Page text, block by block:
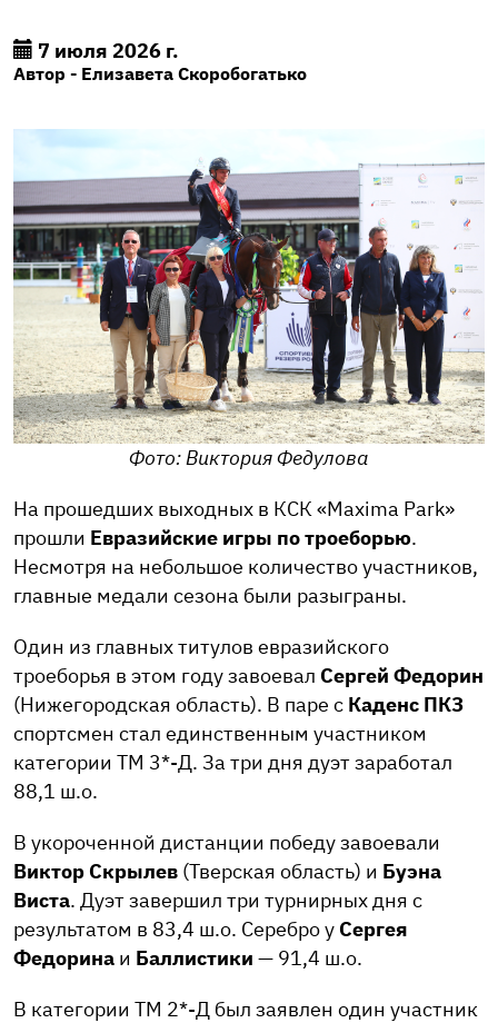
7 июля 2026 г.
Автор - Елизавета Скоробогатько
Фото: Виктория Федулова
На прошедших выходных в КСК «Maxima Park»
прошли Евразийские игры по троеборью.
Несмотря на небольшое количество участников,
главные медали сезона были разыграны.
Один из главных титулов евразийского
троеборья в этом году завоевал Сергей Федорин
(Нижегородская область). В паре с Каденс ПКЗ
спортсмен стал единственным участником
категории ТМ 3*-Д. За три дня дуэт заработал
88,1 ш.о.
В укороченной дистанции победу завоевали
Виктор Скрылев (Тверская область) и Буэна
Виста. Дуэт завершил три турнирных дня с
результатом в 83,4 ш.о. Серебро у Сергея
Федорина и Баллистики — 91,4 ш.о.
В категории ТМ 2*-Д был заявлен один участник